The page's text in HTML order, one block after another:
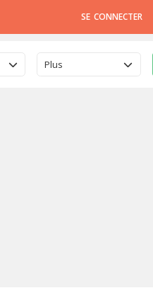
SE CONNECTER
Plus